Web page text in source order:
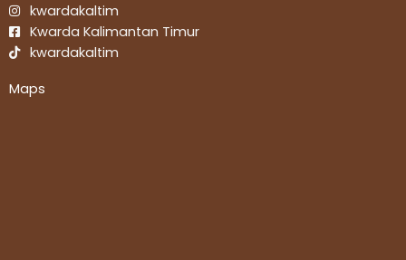
kwardakaltim
Kwarda Kalimantan Timur
kwardakaltim
Maps